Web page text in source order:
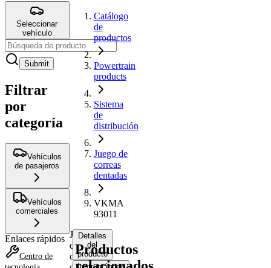
Seleccionar
vehículo
Submit
Filtrar
por
categoría
Vehículos
de pasajeros
Vehículos
comerciales
Enlaces rápidos
Centro de
Catálogo
de
productos
Powertrain
products
Sistema
de
distribución
Juego de
correas
dentadas
VKMA
93011
Juego
de
correas
Detalles
del
producto
Productos